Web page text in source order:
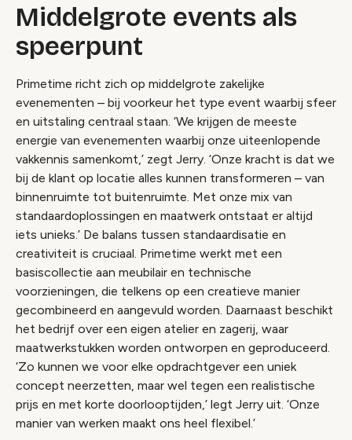
Middelgrote events als
speerpunt
Primetime richt zich op middelgrote zakelijke
evenementen – bij voorkeur het type event waarbij sfeer
en uitstaling centraal staan. ‘We krijgen de meeste
energie van evenementen waarbij onze uiteenlopende
vakkennis samenkomt,’ zegt Jerry. ‘Onze kracht is dat we
bij de klant op locatie alles kunnen transformeren – van
binnenruimte tot buitenruimte. Met onze mix van
standaardoplossingen en maatwerk ontstaat er altijd
iets unieks.’ De balans tussen standaardisatie en
creativiteit is cruciaal. Primetime werkt met een
basiscollectie aan meubilair en technische
voorzieningen, die telkens op een creatieve manier
gecombineerd en aangevuld worden. Daarnaast beschikt
het bedrijf over een eigen atelier en zagerij, waar
maatwerkstukken worden ontworpen en geproduceerd.
‘Zo kunnen we voor elke opdrachtgever een uniek
concept neerzetten, maar wel tegen een realistische
prijs en met korte doorlooptijden,’ legt Jerry uit. ‘Onze
manier van werken maakt ons heel flexibel.’